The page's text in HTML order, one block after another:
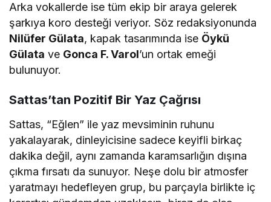
Arka vokallerde ise tüm ekip bir araya gelerek
şarkıya koro desteği veriyor. Söz redaksiyonunda
Nilüfer Gülata, kapak tasarımında ise Öykü
Gülata ve Gonca F. Varol’un ortak emeği
bulunuyor.
Sattas’tan Pozitif Bir Yaz Çağrısı
Sattas, “Eğlen” ile yaz mevsiminin ruhunu
yakalayarak, dinleyicisine sadece keyifli birkaç
dakika değil, aynı zamanda karamsarlığın dışına
çıkma fırsatı da sunuyor. Neşe dolu bir atmosfer
yaratmayı hedefleyen grup, bu parçayla birlikte iç